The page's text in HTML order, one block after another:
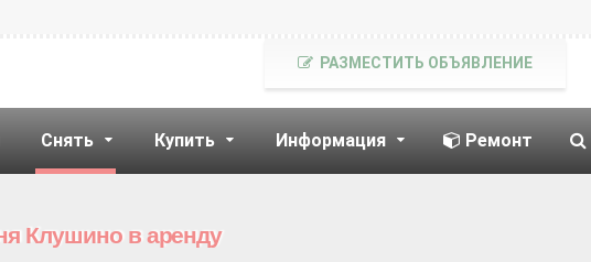
Снять Купить Информация Ремонт
РАЗМЕСТИТЬ ОБЪЯВЛЕНИЕ
Клушино в аренду